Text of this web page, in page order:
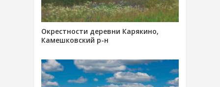
Окрестности деревни Карякино,
Камешковский р-н